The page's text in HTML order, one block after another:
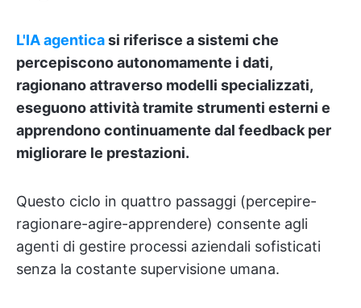
L'IA agenticasi riferisce a sistemi che
percepiscono autonomamente i dati,
ragionano attraverso modelli specializzati,
eseguono attività tramite strumenti esterni e
apprendono continuamente dal feedback per
migliorare le prestazioni.
Questo ciclo in quattro passaggi (percepire-
ragionare-agire-apprendere) consente agli
agenti di gestire processi aziendali sofisticati
senza la costante supervisione umana.